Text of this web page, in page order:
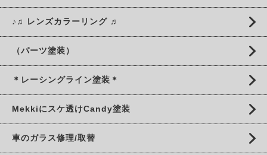
♪♫ レンズカラーリング ♬
（パーツ塗装）
＊レーシングライン塗装＊
Mekkiにスケ透けCandy塗装
車のガラス修理/取替